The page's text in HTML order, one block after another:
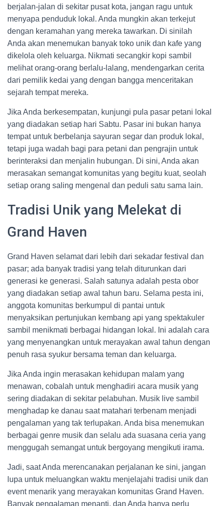
berjalan-jalan di sekitar pusat kota, jangan ragu untuk
menyapa penduduk lokal. Anda mungkin akan terkejut
dengan keramahan yang mereka tawarkan. Di sinilah
Anda akan menemukan banyak toko unik dan kafe yang
dikelola oleh keluarga. Nikmati secangkir kopi sambil
melihat orang-orang berlalu-lalang, mendengarkan cerita
dari pemilik kedai yang dengan bangga menceritakan
sejarah tempat mereka.
Jika Anda berkesempatan, kunjungi pula pasar petani lokal
yang diadakan setiap hari Sabtu. Pasar ini bukan hanya
tempat untuk berbelanja sayuran segar dan produk lokal,
tetapi juga wadah bagi para petani dan pengrajin untuk
berinteraksi dan menjalin hubungan. Di sini, Anda akan
merasakan semangat komunitas yang begitu kuat, seolah
setiap orang saling mengenal dan peduli satu sama lain.
Tradisi Unik yang Melekat di
Grand Haven
Grand Haven selamat dari lebih dari sekadar festival dan
pasar; ada banyak tradisi yang telah diturunkan dari
generasi ke generasi. Salah satunya adalah pesta obor
yang diadakan setiap awal tahun baru. Selama pesta ini,
anggota komunitas berkumpul di pantai untuk
menyaksikan pertunjukan kembang api yang spektakuler
sambil menikmati berbagai hidangan lokal. Ini adalah cara
yang menyenangkan untuk merayakan awal tahun dengan
penuh rasa syukur bersama teman dan keluarga.
Jika Anda ingin merasakan kehidupan malam yang
menawan, cobalah untuk menghadiri acara musik yang
sering diadakan di sekitar pelabuhan. Musik live sambil
menghadap ke danau saat matahari terbenam menjadi
pengalaman yang tak terlupakan. Anda bisa menemukan
berbagai genre musik dan selalu ada suasana ceria yang
menggugah semangat untuk bergoyang mengikuti irama.
Jadi, saat Anda merencanakan perjalanan ke sini, jangan
lupa untuk meluangkan waktu menjelajahi tradisi unik dan
event menarik yang merayakan komunitas Grand Haven.
Banyak pengalaman menanti, dan Anda hanya perlu